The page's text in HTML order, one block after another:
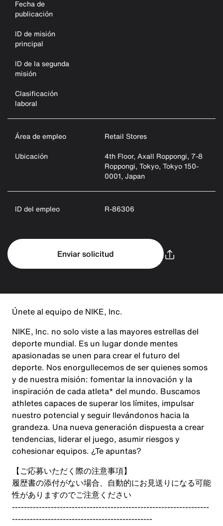
Fecha de
publicación
ID de misión
principal
ID de la segunda
misión
Clasificación
laboral
Área de empleo
Retail Stores
Ubicación
4th Floor, Axall Roppongi, 7-8
Roppongi, Tokyo, Tokyo 150-
0001, Japan
ID del empleo R-86306
Enviar solicitud
Únete al equipo de NIKE, Inc.
NIKE, Inc. no solo viste a las mayores estrellas del
deporte mundial. Es un lugar donde mentes
apasionadas se unen para crear el futuro del
deporte. Nos enorgullecemos de ser quienes somos
y de nuestra misión: fomentar la innovación y la
inspiración de cada atleta* del mundo. Buscamos
athletes capaces de superar los límites, impulsar
nuestro potencial y seguir llevándonos hacia la
grandeza. Una nueva generación dispuesta a crear
tendencias, liderar el juego, asumir riesgos y
cohesionar equipos. ¿Te apuntas?
【ご応募いただく際の注意事項】
履歴書の添付がない場合、自動的にお見送りになる可能
性がありますのでご注意ください
------------------------------------------------------------------
-----------------------------------------------